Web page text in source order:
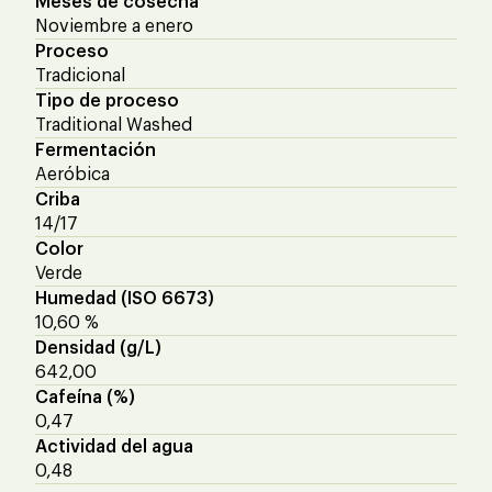
Noviembre a enero
Proceso
Tradicional
Tipo de proceso
Traditional Washed
Fermentación
Aeróbica
Criba
14/17
Color
Verde
Humedad (ISO 6673)
10,60 %
Densidad (g/L)
642,00
Cafeína (%)
0,47
Actividad del agua
0,48